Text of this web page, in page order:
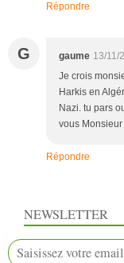
Répondre
G gaume 13/11/
Je crois
Harkis en
Nazi. tu pars
vous
Répondre
NEWSLETTER